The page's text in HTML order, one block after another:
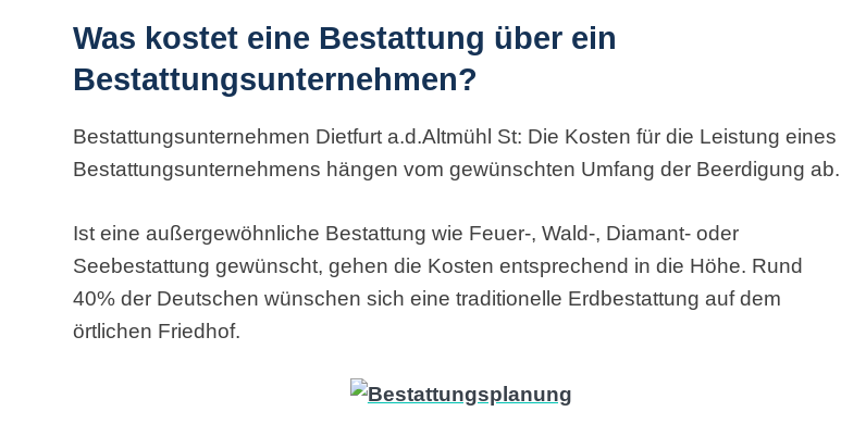
Was kostet eine Bestattung über ein
Bestattungsunternehmen?
Bestattungsunternehmen Dietfurt a.d.Altmühl St: Die Kosten für die Leistung eines
Bestattungsunternehmens hängen vom gewünschten Umfang der Beerdigung ab.
Ist eine außergewöhnliche Bestattung wie Feuer-, Wald-, Diamant- oder
Seebestattung gewünscht, gehen die Kosten entsprechend in die Höhe. Rund
40% der Deutschen wünschen sich eine traditionelle Erdbestattung auf dem
örtlichen Friedhof.